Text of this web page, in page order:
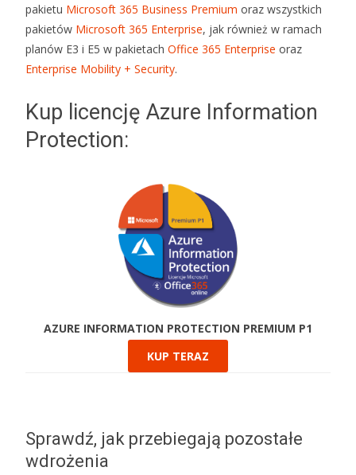
pakietu Microsoft 365 Business Premium oraz wszystkich
pakietów Microsoft 365 Enterprise, jak również w ramach
planów E3 i E5 w pakietach Office 365 Enterprise oraz
Enterprise Mobility + Security.
Kup licencję Azure Information
Protection:
AZURE INFORMATION PROTECTION PREMIUM P1
KUP TERAZ
Sprawdź, jak przebiegają pozostałe
wdrożenia